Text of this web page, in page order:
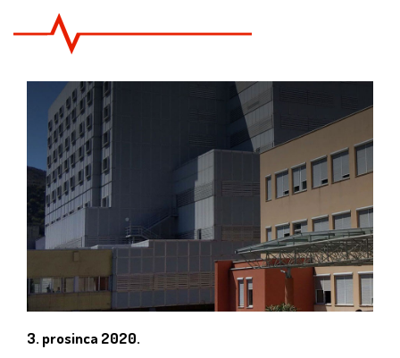
3. prosinca 2020.